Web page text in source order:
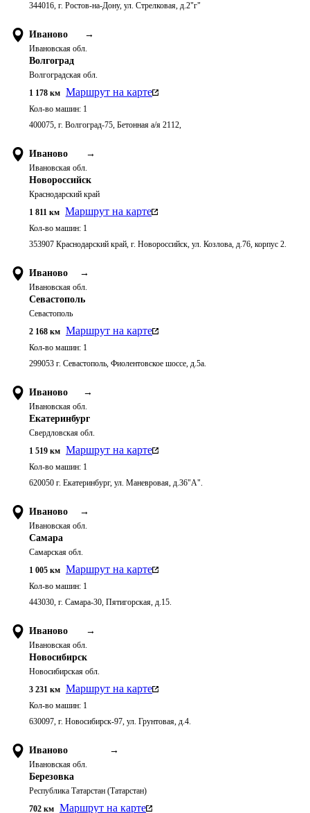
344016, г. Ростов-на-Дону, ул. Стрелковая, д.2"г"
Иваново →
Ивановская обл.
Волгоград
Волгоградская обл.
1 178 км Маршрут на карте
Кол-во машин: 1
400075, г. Волгоград-75, Бетонная а/я 2112,
Иваново →
Ивановская обл.
Новороссийск
Краснодарский край
1 811 км Маршрут на карте
Кол-во машин: 1
353907 Краснодарский край, г. Новороссийск, ул. Козлова, д.76, корпус 2.
Иваново →
Ивановская обл.
Севастополь
Севастополь
2 168 км Маршрут на карте
Кол-во машин: 1
299053 г. Севастополь, Фиолентовское шоссе, д.5а.
Иваново →
Ивановская обл.
Екатеринбург
Свердловская обл.
1 519 км Маршрут на карте
Кол-во машин: 1
620050 г. Екатеринбург, ул. Маневровая, д.36"А".
Иваново →
Ивановская обл.
Самара
Самарская обл.
1 005 км Маршрут на карте
Кол-во машин: 1
443030, г. Самара-30, Пятигорская, д.15.
Иваново →
Ивановская обл.
Новосибирск
Новосибирская обл.
3 231 км Маршрут на карте
Кол-во машин: 1
630097, г. Новосибирск-97, ул. Грунтовая, д.4.
Иваново →
Ивановская обл.
Березовка
Республика Татарстан (Татарстан)
702 км Маршрут на карте